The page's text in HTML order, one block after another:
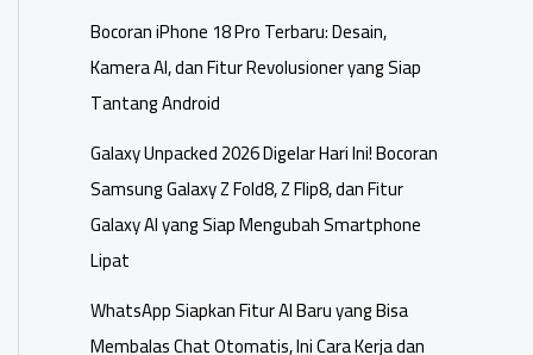
Bocoran iPhone 18 Pro Terbaru: Desain,
Kamera AI, dan Fitur Revolusioner yang Siap
Tantang Android
Galaxy Unpacked 2026 Digelar Hari Ini! Bocoran
Samsung Galaxy Z Fold8, Z Flip8, dan Fitur
Galaxy AI yang Siap Mengubah Smartphone
Lipat
WhatsApp Siapkan Fitur AI Baru yang Bisa
Membalas Chat Otomatis, Ini Cara Kerja dan